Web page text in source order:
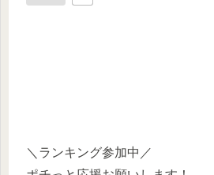
＼ランキング参加中／